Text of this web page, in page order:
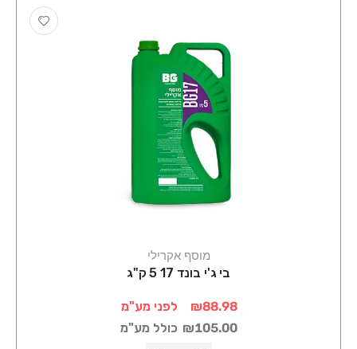
מוסף אקרילי
בי ג'י בונד 17 5 ק"ג
₪88.98
לפני מע"מ
₪105.00 כולל מע"מ